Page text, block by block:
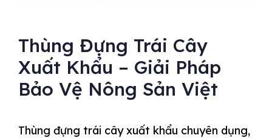
Thùng Đựng Trái Cây
Xuất Khẩu – Giải Pháp
Bảo Vệ Nông Sản Việt
Thùng đựng trái cây xuất khẩu chuyên dụng,